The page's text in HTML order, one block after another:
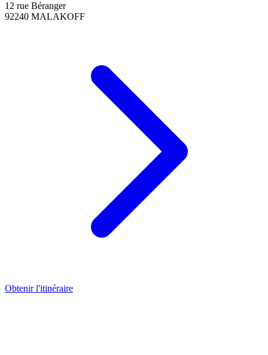
12 rue Béranger
92240 MALAKOFF
Obtenir l'itinéraire